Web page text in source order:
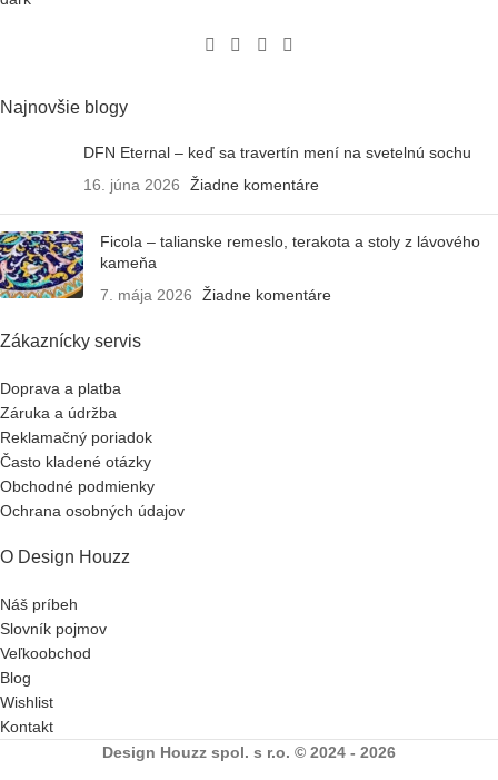
Najnovšie blogy
DFN Eternal – keď sa travertín mení na svetelnú sochu
16. júna 2026
Žiadne komentáre
Ficola – talianske remeslo, terakota a stoly z lávového
kameňa
7. mája 2026
Žiadne komentáre
Zákaznícky servis
Doprava a platba
Záruka a údržba
Reklamačný poriadok
Často kladené otázky
Obchodné podmienky
Ochrana osobných údajov
O Design Houzz
Náš príbeh
Slovník pojmov
Veľkoobchod
Blog
Wishlist
Kontakt
Design Houzz spol. s r.o. © 2024 - 2026